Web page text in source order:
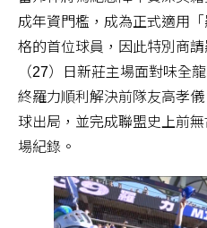
成年資門檻，成為正式適用
格的首位球員，因此特別商
（27）日新莊主場面對味全
終羅力順利解決前隊友高孝
球出局，並完成聯盟史上前
場紀錄。